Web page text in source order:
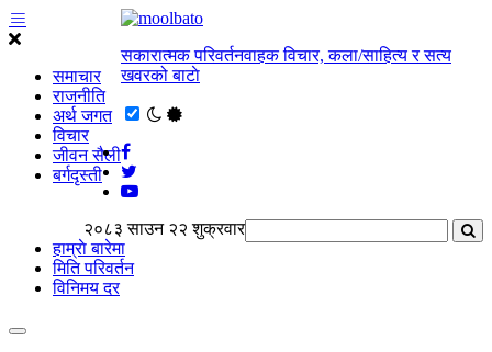
समाचार
राजनीति
अर्थ जगत
विचार
जीवन सैली
बर्गदृस्ती
सकारात्मक परिवर्तनवाहक विचार, कला/साहित्य र सत्य
खवरको बाटाे
२०८३ साउन २२ शुक्रवार
हाम्राे बारेमा
मिति परिवर्तन
विनिमय दर